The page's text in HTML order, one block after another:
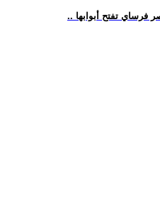
فرساي تفتح أبوابها